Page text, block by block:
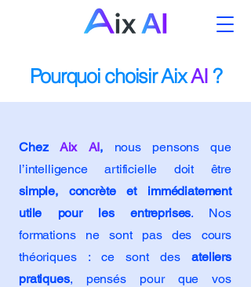
Pourquoi choisir AixAI ?
Chez Aix AI, nous pensons que
l’intelligence artificielle doit être
simple, concrète et immédiatement
utile pour les entreprises. Nos
formations ne sont pas des cours
théoriques : ce sont desateliers
pratiques, pensés pour que vos